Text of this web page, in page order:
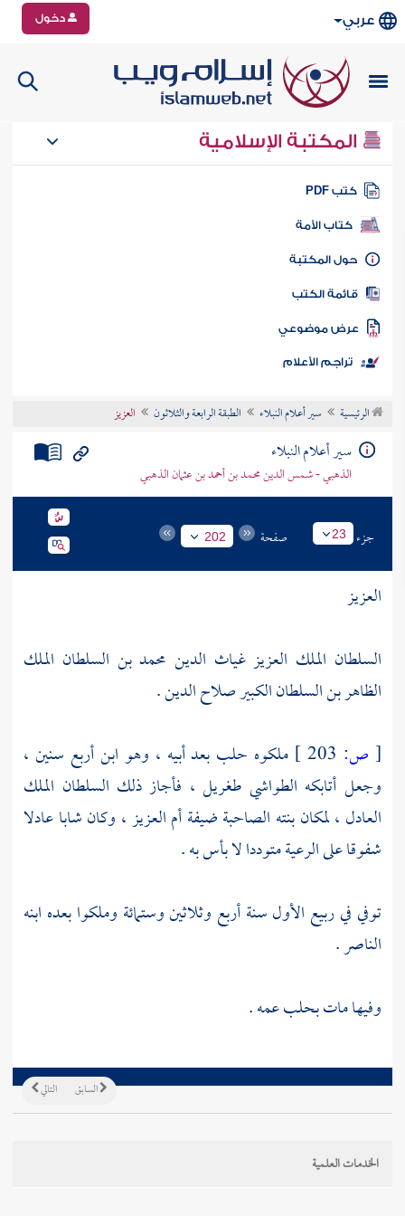
عربي دخول
المكتبة الإسلامية
كتب PDF
كتاب الأمة
المكتبة
الكتب
موضوعي
تراجم الأعلام
الرئيسية سير أعلام النبلاء الطبقة الرابعة والثلاثون العزيز
سير أعلام النبلاء
الذهبي - شمس الدين محمد بن أحمد بن عثمان الذهبي
جزء 23 صفحة 202
العزيز
السلطان الملك العزيز غياث الدين محمد بن السلطان الملك
الظاهر بن السلطان الكبير صلاح الدين .
[ ص: ملكوه حلب بعد أبيه ، وهو ابن أربع سنين ،
وجعل أتابكه الطواشي طغريل ، فأجاز ذلك السلطان الملك
العادل ، لمكان بنته الصاحبة ضيفةأم العزيز، وكان شابا عادلا
شفوقا على الرعية متوددا لا بأس به .
توفي في ربيع الأول سنة أربع وثلاثين وستمائة وملكوا بعده ابنه
الناصر.
وفيها ماتبحلبعمه .
التالي السابق
الخدمات العلمية